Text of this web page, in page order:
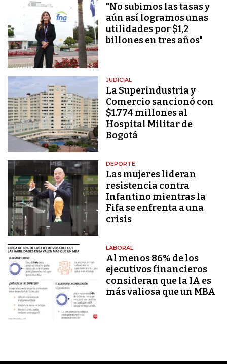
"No subimos las tasas y
aún así logramos unas
utilidades por $1,2
billones en tres años"
JUDICIAL
La Superindustria y
Comercio sancionó con
$1.774 millones al
Hospital Militar de
Bogotá
DEPORTE
Las mujeres lideran
resistencia contra
Infantino mientras la
Fifa se enfrenta a una
crisis
LABORAL
Al menos 86% de los
ejecutivos financieros
consideran que la IA es
más valiosa que un MBA